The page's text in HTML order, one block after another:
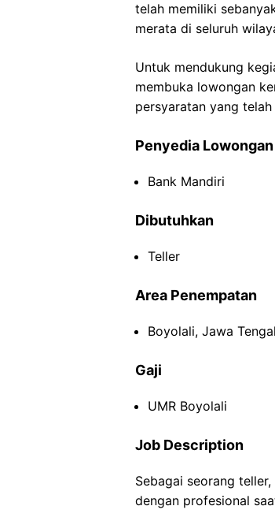
telah memiliki
merata di seluruh
Untuk mendukung
membuka lowongan
persyaratan yang
Penyedia Lowongan
Bank Mandiri
Dibutuhkan
Teller
Area Penempatan
Boyolali, Jawa
Gaji
UMR Boyolali
Job Description
Sebagai seorang
dengan profesional